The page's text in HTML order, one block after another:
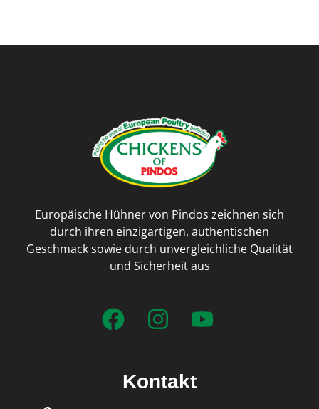
Europäische Hühner von Pindos zeichnen sich
durch ihren einzigartigen, authentischen
Geschmack sowie durch unvergleichliche Qualität
und Sicherheit aus
Kontakt